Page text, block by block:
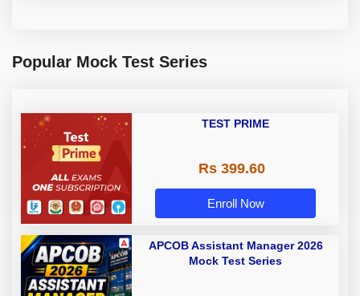
Popular Mock Test Series
TEST PRIME
Rs 399.60
Enroll Now
APCOB Assistant Manager 2026
Mock Test Series